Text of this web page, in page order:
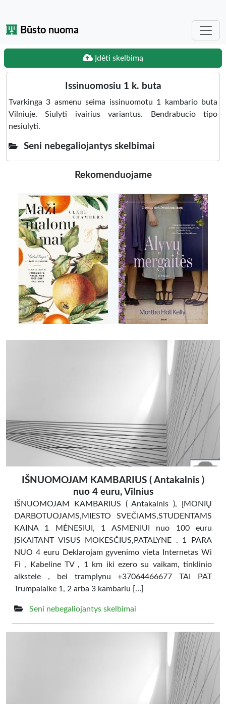
Būsto nuoma
Įdėti skelbimą
Issinuomosiu 1 k. buta
Tvarkinga 3 asmenu seima issinuomotu 1 kambario buta
Vilniuje. Siulyti ivairius variantus. Bendrabucio tipo
nesiulyti.
Seni nebegaliojantys skelbimai
Rekomenduojame
IŠNUOMOJAM KAMBARIUS ( Antakalnis )
nuo 4 euru, Vilnius
IŠNUOMOJAM KAMBARIUS ( Antakalnis ), ĮMONIŲ
DARBOTUOJAMS,MIESTO SVEČIAMS,STUDENTAMS
KAINA 1 MĖNESIUI, 1 ASMENIUI nuo 100 euru
ĮSKAITANT VISUS MOKESČIUS,PATALYNE . 1 PARA
NUO 4 euru Deklarojam gyvenimo vieta Internetas Wi
Fi , Kabeline TV , 1 km iki ezero su vaikam, tinklinio
aikstele , bei tramplynu +37064466677 TAI PAT
Trumpalaike 1, 2 arba 3 kambariu […]
Seni nebegaliojantys skelbimai